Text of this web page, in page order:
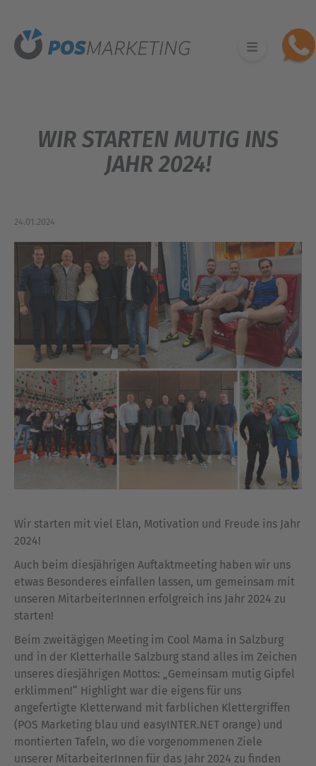
WIR STARTEN MUTIG INS
JAHR 2024!
24.01.2024
Wir starten mit viel Elan, Motivation und Freude ins Jahr
2024!
Auch beim diesjährigen Auftaktmeeting haben wir uns
etwas Besonderes einfallen lassen, um gemeinsam mit
unseren MitarbeiterInnen erfolgreich ins Jahr 2024 zu
starten!
Beim zweitägigen Meeting im Cool Mama in Salzburg
und in der Kletterhalle Salzburg stand alles im Zeichen
unseres diesjährigen Mottos: „Gemeinsam mutig Gipfel
erklimmen!“ Highlight war die eigens für uns
angefertigte Kletterwand mit farblichen Klettergriffen
(POS Marketing blau und easyINTER.NET orange) und
montierten Tafeln, wo die vorgenommenen Ziele
unserer MitarbeiterInnen für das Jahr 2024 zu finden